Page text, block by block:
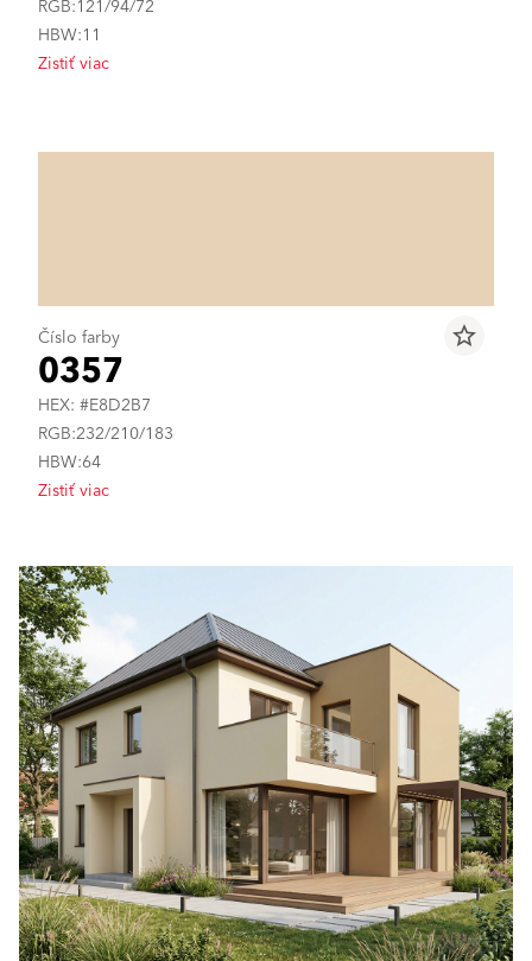
RGB:121/94/72
HBW:11
Zistiť viac
Číslo farby
0357
HEX: #E8D2B7
RGB:232/210/183
HBW:64
Zistiť viac
star_border